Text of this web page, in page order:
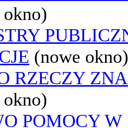
(nowe okno)
RZECZY
POMOCY W